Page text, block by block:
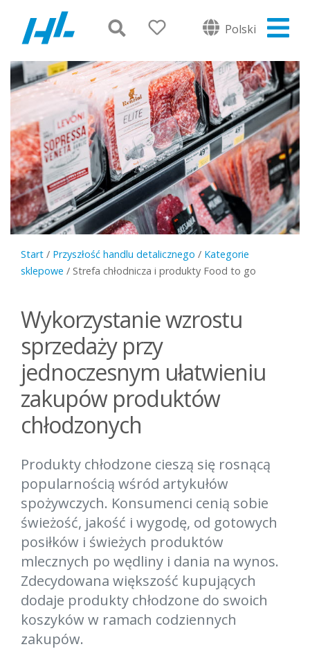
Polski
Start / Przyszłość handlu detalicznego / Kategorie
sklepowe / Strefa chłodnicza i produkty Food to go
Wykorzystanie wzrostu
sprzedaży przy
jednoczesnym ułatwieniu
zakupów produktów
chłodzonych
Produkty chłodzone cieszą się rosnącą
popularnością wśród artykułów
spożywczych. Konsumenci cenią sobie
świeżość, jakość i wygodę, od gotowych
posiłków i świeżych produktów
mlecznych po wędliny i dania na wynos.
Zdecydowana większość kupujących
dodaje produkty chłodzone do swoich
koszyków w ramach codziennych
zakupów.